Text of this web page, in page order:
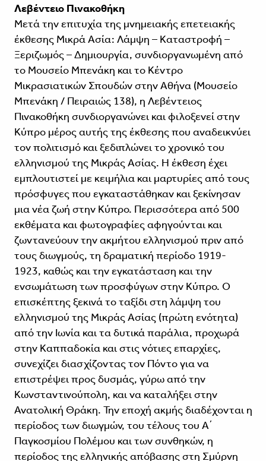
Λεβέντειο Πινακοθήκη
Μετά την επιτυχία της μνημειακής επετειακής
έκθεσης Μικρά Ασία: Λάμψη – Καταστροφή –
Ξεριζωμός – Δημιουργία, συνδιοργανωμένη από
το Μουσείο Μπενάκη και το Κέντρο
Μικρασιατικών Σπουδών στην Αθήνα (Μουσείο
Μπενάκη / Πειραιώς 138), η Λεβέντειος
Πινακοθήκη συνδιοργανώνει και φιλοξενεί στην
Κύπρο μέρος αυτής της έκθεσης που αναδεικνύει
τον πολιτισμό και ξεδιπλώνει το χρονικό του
ελληνισμού της Μικράς Ασίας. Η έκθεση έχει
εμπλουτιστεί με κειμήλια και μαρτυρίες από τους
πρόσφυγες που εγκαταστάθηκαν και ξεκίνησαν
μια νέα ζωή στην Κύπρο. Περισσότερα από 500
εκθέματα και φωτογραφίες αφηγούνται και
ζωντανεύουν την ακμήτου ελληνισμού πριν από
τους διωγμούς, τη δραματική περίοδο 1919-
1923, καθώς και την εγκατάσταση και την
ενσωμάτωση των προσφύγων στην Κύπρο. O
επισκέπτης ξεκινά το ταξίδι στη λάμψη του
ελληνισμού της Μικράς Ασίας (πρώτη ενότητα)
από την Ιωνία και τα δυτικά παράλια, προχωρά
στην Καππαδοκία και στις νότιες επαρχίες,
συνεχίζει διασχίζοντας τον Πόντο για να
επιστρέψει προς δυσμάς, γύρω από την
Κωνσταντινούπολη, και να καταλήξει στην
Ανατολική Θράκη. Την εποχή ακμής διαδέχονται η
περίοδος των διωγμών, του τέλους του Α΄
Παγκοσμίου Πολέμου και των συνθηκών, η
περίοδος της ελληνικής απόβασης στη Σμύρνη